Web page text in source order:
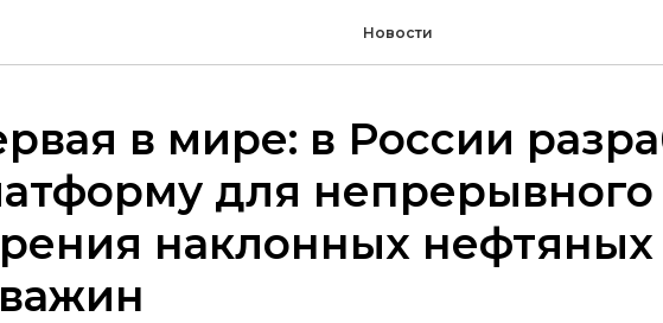
Новости
в мире: в России
для непрерывного
наклонных нефтяных